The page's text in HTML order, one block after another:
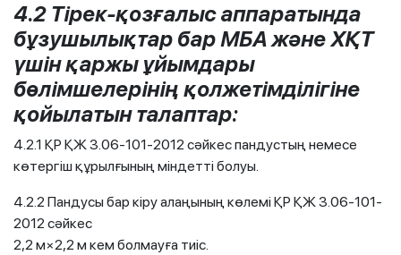
4.2 Тірек-қозғалыс аппаратында
бұзушылықтар бар МБА және ХҚТ
үшін қаржы ұйымдары
бөлімшелерінің қолжетімділігіне
қойылатын талаптар:
4.2.1 ҚР ҚЖ 3.06-101-2012 сәйкес пандустың немесе
көтергіш құрылғының міндетті болуы.
4.2.2 Пандусы бар кіру алаңының көлемі ҚР ҚЖ 3.06-101-
2012 сәйкес
2,2 м×2,2 м кем болмауға тиіс.